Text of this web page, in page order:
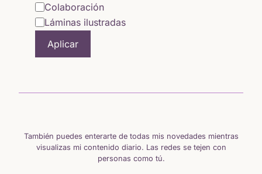
Categoría
Colaboración
Láminas ilustradas
Aplicar
También puedes enterarte de todas mis novedades mientras
visualizas mi contenido diario. Las redes se tejen con
personas como tú.